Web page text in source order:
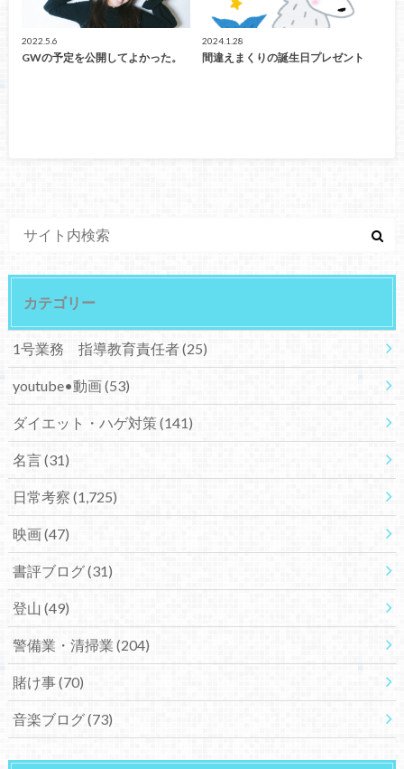
2022.5.6
GWの予定を公開してよかった。
2024.1.28
間違えまくりの誕生日プレゼント
カテゴリー
1号業務 指導教育責任者(25)
youtube•動画(53)
ダイエット・ハゲ対策(141)
名言(31)
日常考察 (1,725)
映画(47)
書評ブログ(31)
登山 (49)
警備業・清掃業 (204)
賭け事(70)
音楽ブログ(73)